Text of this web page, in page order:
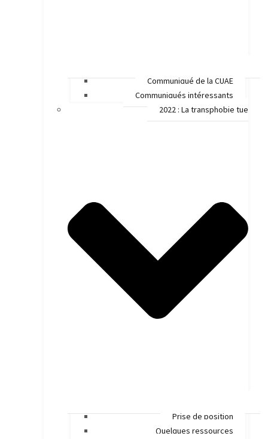
Communiqué de la CUAE
Communiqués intéressants
2022 : La transphobie tue
Prise de position
Quelques ressources